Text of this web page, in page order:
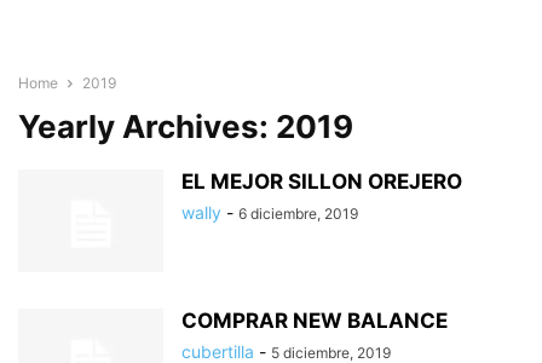
Home 2019
Yearly Archives: 2019
EL MEJOR SILLON OREJERO
wally - 6 diciembre, 2019
COMPRAR NEW BALANCE
cubertilla - 5 diciembre, 2019